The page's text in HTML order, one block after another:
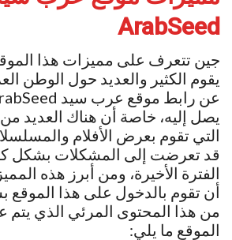
ArabSeed
جين تتعرف على مميزات هذا
يقوم الكثير والعديد حول الوطن
يصل إليه، خاصة أن هناك العديد
التي تقوم بعرض الأفلام
قد تعرضت إلى المشكلات بشكل
الفترة الأخيرة، ومن أبرز هذه
أن تقوم بالدخول على هذا الموقع
من هذا المحتوى المرئي الذي يتم
الموقع ما يلي: